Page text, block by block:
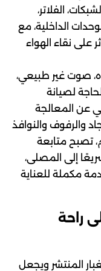
الفلاتر،
الداخلية، مع
على نقاء الهواء
صوت غير طبيعي،
لصيانة
عن المعالجة
والرفوف والنوافذ
تصبح متابعة
إلى المصلى،
مكملة للعناية
راحة
المنتشر ويجعل